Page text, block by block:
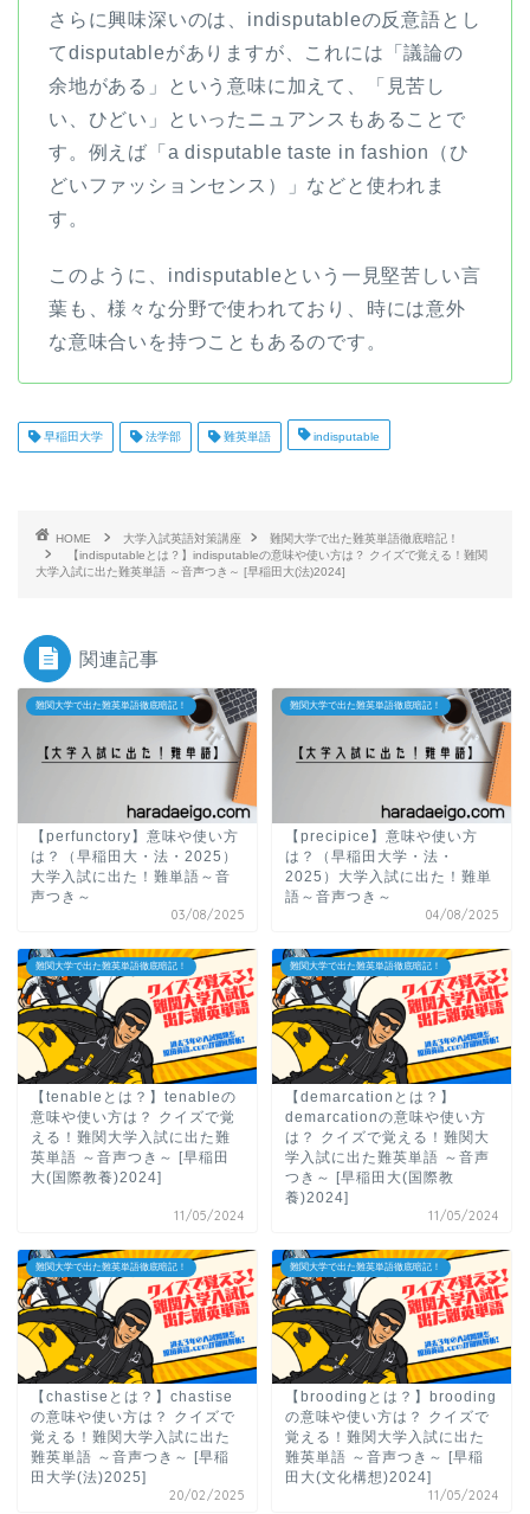
さらに興味深いのは、indisputableの反意語とし
てdisputableがありますが、これには「議論の
余地がある」という意味に加えて、「見苦し
い、ひどい」といったニュアンスもあることで
す。例えば「a disputable taste in fashion（ひ
どいファッションセンス）」などと使われま
す。
このように、indisputableという一見堅苦しい言
葉も、様々な分野で使われており、時には意外
な意味合いを持つこともあるのです。
早稲田大学 法学部 難英単語 indisputable
HOME 大学入試英語対策講座
難関大学で出た難英単語徹底暗記！
【indisputableとは？】indisputableの意味や使い方は？ クイズで覚える！難関
大学入試に出た難英単語 ～音声つき～ [早稲田大(法)2024]
関連記事
難関大学で出た難英単語徹底暗記！
【perfunctory】意味や使い方
は？（早稲田大・法・2025）
大学入試に出た！難単語～音
声つき～
03/08/2025
難関大学で出た難英単語徹底暗記！
【precipice】意味や使い方
は？（早稲田大学・法・
2025）大学入試に出た！難単
語～音声つき～
04/08/2025
難関大学で出た難英単語徹底暗記！
【tenableとは？】tenableの
意味や使い方は？ クイズで覚
える！難関大学入試に出た難
英単語 ～音声つき～ [早稲田
大(国際教養)2024]
11/05/2024
難関大学で出た難英単語徹底暗記！
【demarcationとは？】
demarcationの意味や使い方
は？ クイズで覚える！難関大
学入試に出た難英単語 ～音声
つき～ [早稲田大(国際教
養)2024]
11/05/2024
難関大学で出た難英単語徹底暗記！
【chastiseとは？】chastise
の意味や使い方は？ クイズで
覚える！難関大学入試に出た
難英単語 ～音声つき～ [早稲
田大学(法)2025]
20/02/2025
難関大学で出た難英単語徹底暗記！
【broodingとは？】brooding
の意味や使い方は？ クイズで
覚える！難関大学入試に出た
難英単語 ～音声つき～ [早稲
田大(文化構想)2024]
11/05/2024